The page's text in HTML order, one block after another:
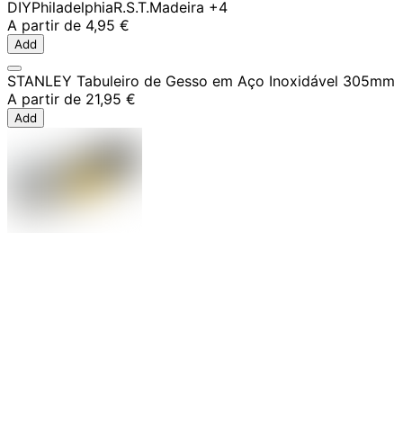
DIYPhiladelphiaR.S.T.Madeira +4
A partir de 4,95 €
Add
STANLEY Tabuleiro de Gesso em Aço Inoxidável 305mm
A partir de 21,95 €
Add